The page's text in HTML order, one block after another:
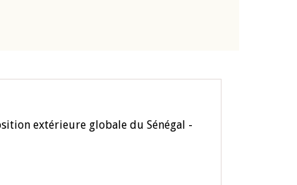
extérieure globale du Sénégal -